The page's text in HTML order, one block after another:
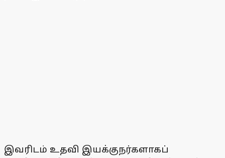
இவரிடம் உதவி இயக்குநர்களாகப்